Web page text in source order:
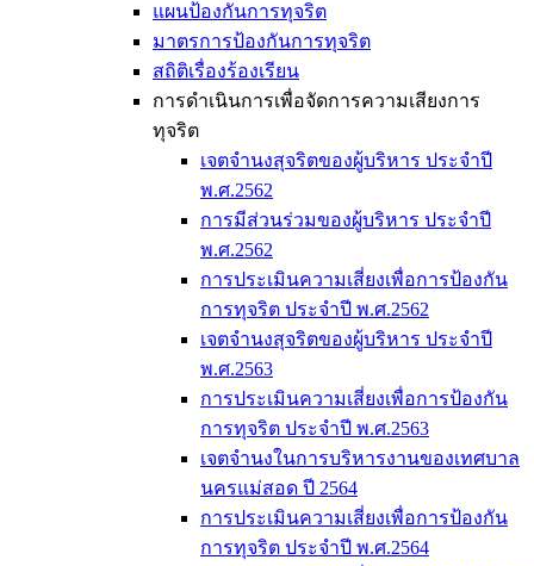
แผนป้องกันการทุจริต
มาตรการป้องกันการทุจริต
สถิติเรื่องร้องเรียน
การดำเนินการเพื่อจัดการความเสียงการ
ทุจริต
เจตจำนงสุจริตของผู้บริหาร ประจำปี
พ.ศ.2562
การมีส่วนร่วมของผู้บริหาร ประจำปี
พ.ศ.2562
การประเมินความเสี่ยงเพื่อการป้องกัน
การทุจริต ประจำปี พ.ศ.2562
เจตจำนงสุจริตของผู้บริหาร ประจำปี
พ.ศ.2563
การประเมินความเสี่ยงเพื่อการป้องกัน
การทุจริต ประจำปี พ.ศ.2563
เจตจำนงในการบริหารงานของเทศบาล
นครแม่สอด ปี 2564
การประเมินความเสี่ยงเพื่อการป้องกัน
การทุจริต ประจำปี พ.ศ.2564